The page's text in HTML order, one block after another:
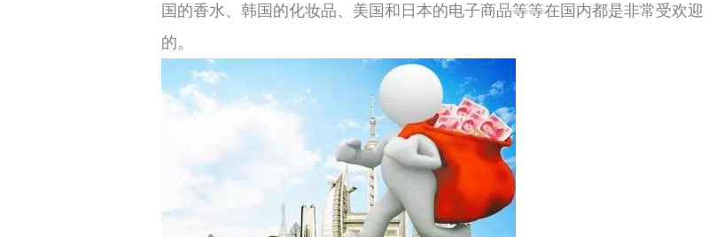
国的香水、韩国的化妆品、美国和日本的电子商品等等在国内都是非常受欢迎
的。